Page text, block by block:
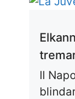
Il